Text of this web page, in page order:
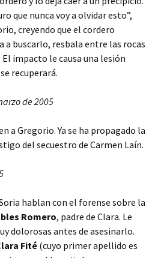
que nunca voy a olvidar esto”,
creyendo que el cordero
a buscarlo, resbala entre las rocas
El impacto le causa una lesión
recuperará.
de 2005
a Gregorio. Ya se ha propagado la
del secuestro de Carmen Laín.
hablan con el forense sobre la
Romero, padre de Clara. Le
dolorosas antes de asesinarlo.
Fité(cuyo primer apellido es